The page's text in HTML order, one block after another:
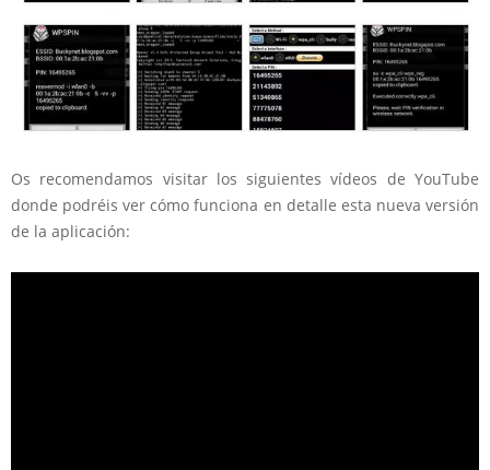
Os recomendamos visitar los siguientes vídeos de YouTube
donde podréis ver cómo funciona en detalle esta nueva versión
de la aplicación: